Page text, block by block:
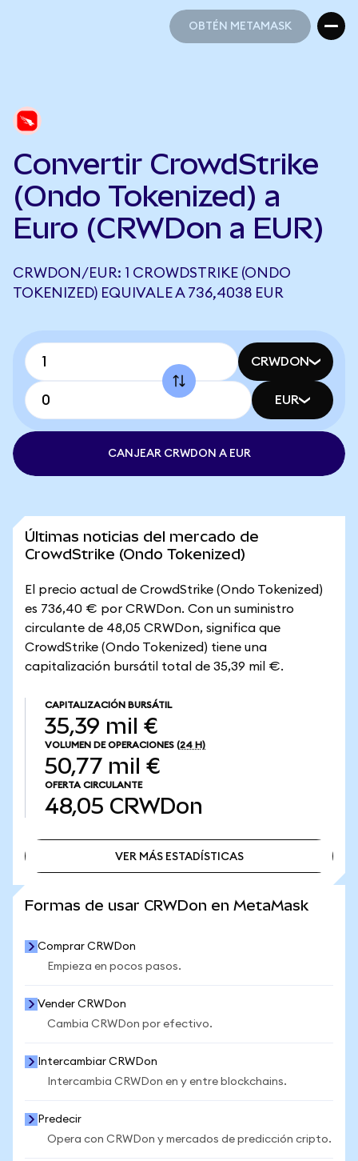
OBTÉN METAMASK
Convertir CrowdStrike
(Ondo Tokenized) a
Euro (CRWDon a EUR)
CRWDON/EUR: 1 CROWDSTRIKE (ONDO
TOKENIZED) EQUIVALE A 736,4038 EUR
CRWDON
EUR
CANJEAR CRWDON A EUR
Últimas noticias del mercado de
CrowdStrike (Ondo Tokenized)
El precio actual de CrowdStrike (Ondo Tokenized)
es 736,40 € por CRWDon. Con un suministro
circulante de 48,05 CRWDon, significa que
CrowdStrike (Ondo Tokenized) tiene una
capitalización bursátil total de 35,39 mil €.
CAPITALIZACIÓN BURSÁTIL
35,39 mil €
VOLUMEN DE OPERACIONES (24 H)
50,77 mil €
OFERTA CIRCULANTE
48,05 CRWDon
VER MÁS ESTADÍSTICAS
Formas de usar CRWDon en MetaMask
Comprar CRWDon
Empieza en pocos pasos.
Vender CRWDon
Cambia CRWDon por efectivo.
Intercambiar CRWDon
Intercambia CRWDon en y entre blockchains.
Predecir
Opera con CRWDon y mercados de predicción cripto.